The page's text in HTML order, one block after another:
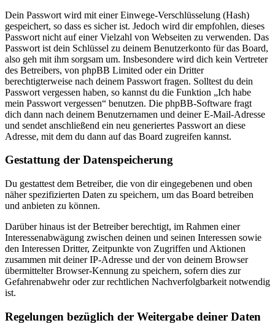
Dein Passwort wird mit einer Einwege-Verschlüsselung (Hash)
gespeichert, so dass es sicher ist. Jedoch wird dir empfohlen, dieses
Passwort nicht auf einer Vielzahl von Webseiten zu verwenden. Das
Passwort ist dein Schlüssel zu deinem Benutzerkonto für das Board,
also geh mit ihm sorgsam um. Insbesondere wird dich kein Vertreter
des Betreibers, von phpBB Limited oder ein Dritter
berechtigterweise nach deinem Passwort fragen. Solltest du dein
Passwort vergessen haben, so kannst du die Funktion „Ich habe
mein Passwort vergessen“ benutzen. Die phpBB-Software fragt
dich dann nach deinem Benutzernamen und deiner E-Mail-Adresse
und sendet anschließend ein neu generiertes Passwort an diese
Adresse, mit dem du dann auf das Board zugreifen kannst.
Gestattung der Datenspeicherung
Du gestattest dem Betreiber, die von dir eingegebenen und oben
näher spezifizierten Daten zu speichern, um das Board betreiben
und anbieten zu können.
Darüber hinaus ist der Betreiber berechtigt, im Rahmen einer
Interessenabwägung zwischen deinen und seinen Interessen sowie
den Interessen Dritter, Zeitpunkte von Zugriffen und Aktionen
zusammen mit deiner IP-Adresse und der von deinem Browser
übermittelter Browser-Kennung zu speichern, sofern dies zur
Gefahrenabwehr oder zur rechtlichen Nachverfolgbarkeit notwendig
ist.
Regelungen bezüglich der Weitergabe deiner Daten